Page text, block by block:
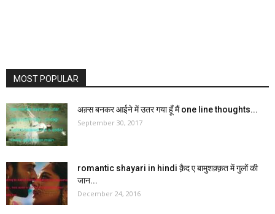
MOST POPULAR
अक़्स बनकर आईने में उतर गया हूँ मैं one line thoughts...
September 30, 2017
romantic shayari in hindi क़ैद ए बामुशक़्क़त में गुलों की
जान...
December 24, 2016